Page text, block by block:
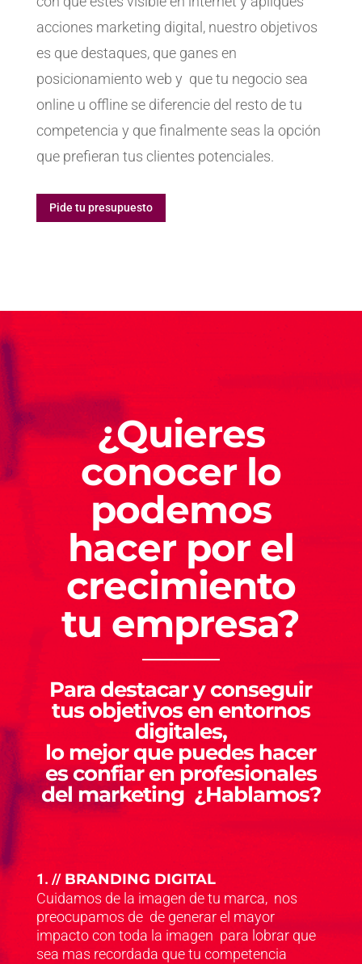
acciones marketing digital, nuestro objetivos
es que destaques, que ganes en
posicionamiento web y que tu negocio sea
online u offline se diferencie del resto de tu
competencia y que finalmente seas la opción
que prefieran tus clientes potenciales.
Pide tu presupuesto
¿Quieres
conocer lo
podemos
hacer por el
crecimiento
tu empresa?
Para destacar y conseguir
tus objetivos en entornos
digitales,
lo mejor que puedes hacer
es confiar en profesionales
del marketing ¿Hablamos?
1. // BRANDING DIGITAL
Cuidamos de la imagen de tu marca, nos
preocupamos de de generar el mayor
impacto con toda la imagen para lobrar que
sea mas recordada que tu competencia